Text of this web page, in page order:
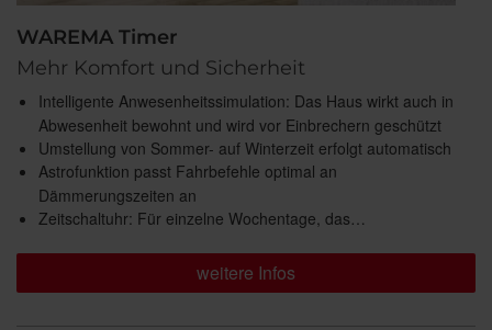
WAREMA Timer
Mehr Komfort und Sicherheit
Intelligente Anwesenheitssimulation: Das Haus wirkt auch in
Abwesenheit bewohnt und wird vor Einbrechern geschützt
Umstellung von Sommer- auf Winterzeit erfolgt automatisch
Astrofunktion passt Fahrbefehle optimal an
Dämmerungszeiten an
Zeitschaltuhr: Für einzelne Wochentage, das…
weitere Infos